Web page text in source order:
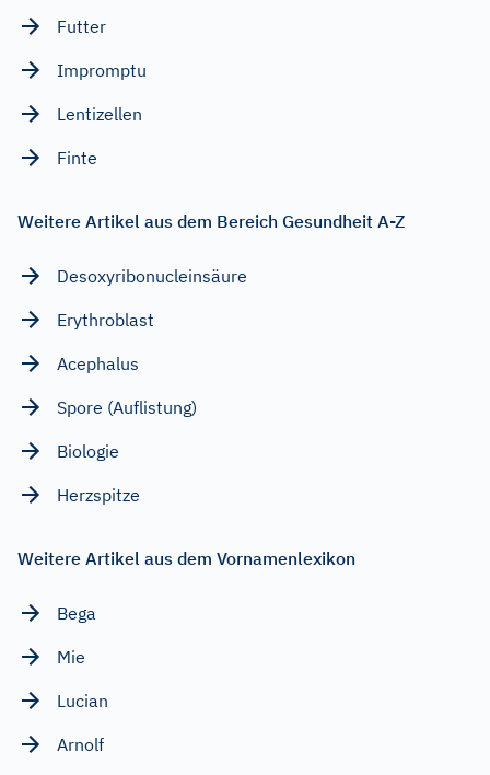
Futter
Impromptu
Lentizellen
Finte
Weitere Artikel aus dem Bereich Gesundheit A-Z
Desoxyribonucleinsäure
Erythroblast
Acephalus
Spore (Auflistung)
Biologie
Herzspitze
Weitere Artikel aus dem Vornamenlexikon
Bega
Mie
Lucian
Arnolf